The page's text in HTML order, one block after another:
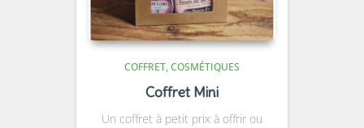
COFFRET COSMÉTIQUES
Coffret Mini
Un coffret à petit prix à offrir ou